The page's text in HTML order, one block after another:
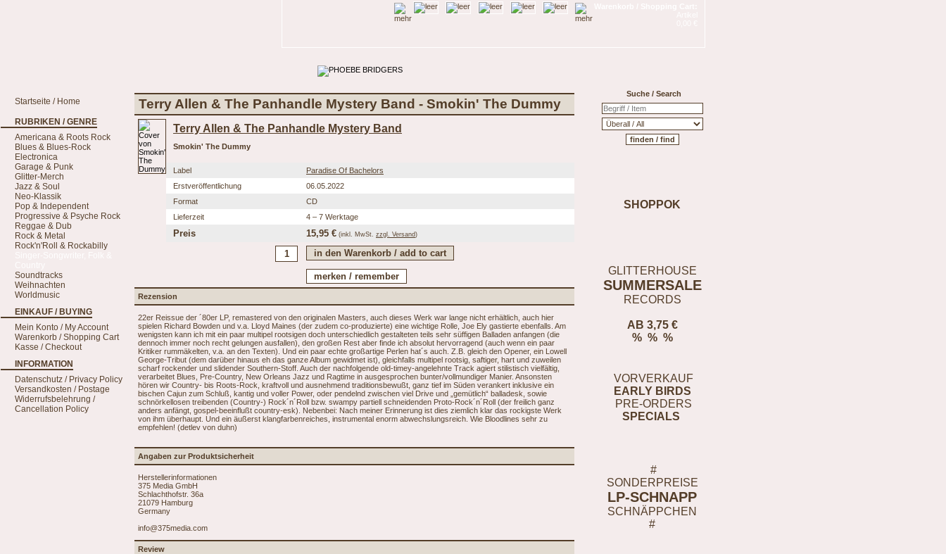
Suche / Search
SHOPPOK
GLITTERHOUSE
SUMMERSALE
RECORDS
AB 3,75 €
% % %
VORVERKAUF
EARLY BIRDS
PRE-ORDERS
SPECIALS
#
SONDERPREISE
LP-SCHNAPP
SCHNÄPPCHEN
#
Startseite / Home
RUBRIKEN / GENRE
Americana & Roots Rock
Blues & Blues-Rock
Electronica
Garage & Punk
Glitter-Merch
Jazz & Soul
Neo-Klassik
Pop & Independent
Progressive & Psyche Rock
Reggae & Dub
Rock & Metal
Rock'n'Roll & Rockabilly
Soundtracks
Weihnachten
Worldmusic
EINKAUF / BUYING
Mein Konto / My Account
Warenkorb / Shopping Cart
Kasse / Checkout
INFORMATION
Datenschutz / Privacy Policy
Versandkosten / Postage
Widerrufsbelehrung /
Cancellation Policy
Terry Allen & The Panhandle Mystery Band - Smokin' The Dummy
Terry Allen & The Panhandle Mystery Band
Smokin' The Dummy
Label
Paradise Of Bachelors
Erstveröffentlichung
06.05.2022
Format
CD
Lieferzeit
4 – 7 Werktage
Preis 15,95 € (inkl. MwSt. zzgl. Versand)
Rezension
22er Reissue der ´80er LP, remastered von den originalen Masters, auch dieses Werk war lange nicht erhältlich, auch hier
spielen Richard Bowden und v.a. Lloyd Maines (der zudem co-produzierte) eine wichtige Rolle, Joe Ely gastierte ebenfalls. Am
wenigsten kann ich mit ein paar multipel rootsigen doch unterschiedlich gestalteten teils sehr süffigen Balladen anfangen (die
dennoch immer noch recht gelungen ausfallen), den großen Rest aber finde ich absolut hervorragend (auch wenn ein paar
Kritiker rummäkelten, v.a. an den Texten). Und ein paar echte großartige Perlen hat´s auch. Z.B. gleich den Opener, ein Lowell
George-Tribut (dem darüber hinaus eh das ganze Album gewidmet ist), gleichfalls multipel rootsig, saftiger, hart und zuweilen
scharf rockender und slidender Southern-Stoff. Auch der nachfolgende old-timey-angelehnte Track agiert stilistisch vielfältig,
verarbeitet Blues, Pre-Country, New Orleans Jazz und Ragtime in ausgesprochen bunter/vollmundiger Manier. Ansonsten
hören wir Country- bis Roots-Rock, kraftvoll und ausnehmend traditionsbewußt, ganz tief im Süden verankert inklusive ein
bischen Cajun zum Schluß, kantig und voller Power, oder pendelnd zwischen viel Drive und „gemütlich“ balladesk, sowie
schnörkellosen treibenden (Country-) Rock´n´Roll bzw. swampy partiell schneidenden Proto-Rock´n´Roll (der freilich ganz
anders anfängt, gospel-beeinflußt country-esk). Nebenbei: Nach meiner Erinnerung ist dies ziemlich klar das rockigste Werk
von ihm überhaupt. Und ein äußerst klangfarbenreiches, instrumental enorm abwechslungsreich. Wie Bloodlines sehr zu
empfehlen! (detlev von duhn)
Angaben zur Produktsicherheit
Herstellerinformationen
375 Media GmbH
Schlachthofstr. 36a
21079 Hamburg
Germany
info@375media.com
Review